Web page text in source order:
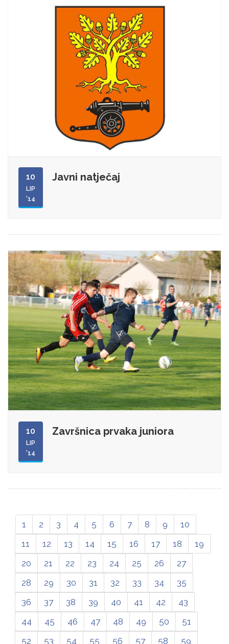
10
LIP
'14
Javni natječaj
10
LIP
'14
Završnica prvaka juniora
1 2 3 4 5 6 7 8 9
10
11
12 13 14 15 16 17 18
19
20
21 22 23 24 25 26
27
28
29 30 31 32 33 34
35
36
37 38 39 40 41 42
43
44
45 46 47 48 49 50
51
52
53 54 55 56 57 58
59